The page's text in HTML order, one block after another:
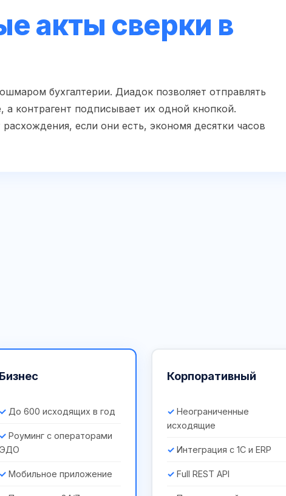
акты сверки в
бухгалтерии. Диадок позволяет отправлять
а контрагент подписывает их одной кнопкой.
если они есть, экономя десятки часов
Бизнес
До 600 исходящих в год
Роуминг с операторами
ЭДО
Мобильное приложение
Корпоративный
Неограниченные
исходящие
Интеграция с 1С и ERP
Full REST API